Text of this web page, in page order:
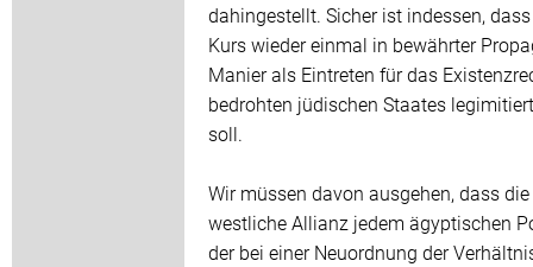
dahingestellt. Sicher ist indessen,
Kurs wieder einmal in bewährter
Manier als Eintreten für das
bedrohten jüdischen Staates
soll.
Wir müssen davon ausgehen, dass die
westliche Allianz jedem ägyptischen
der bei einer Neuordnung der